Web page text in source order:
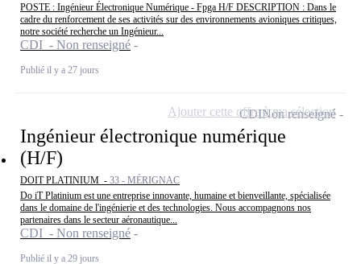
POSTE : Ingénieur Électronique Numérique - Fpga H/F DESCRIPTION : Dans le
cadre du renforcement de ses activités sur des environnements avioniques critiques,
notre société recherche un Ingénieur...
CDI - Non renseigné
Publié il y a 27 jours
Ingénieur électronique numérique
(H/F)
DOIT PLATINIUM - 33 - MÉRIGNAC
Do iT Platinium est une entreprise innovante, humaine et bienveillante, spécialisée
dans le domaine de l'ingénierie et des technologies. Nous accompagnons nos
partenaires dans le secteur aéronautique...
CDI - Non renseigné
Publié il y a 29 jours
CDINon renseigné
Ajouter cette offre à ma sélection